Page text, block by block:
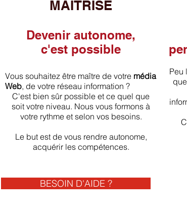
MAÎTRISE
Devenir autonome,
c'est possible
Vous souhaitez être maître de votre média
Web, de votre réseau information ?
C'est bien sûr possible et ce quel que
soit votre niveau. Nous vous formons à
votre rythme et selon vos besoins.
Le but est de vous rendre autonome,
acquérir les compétences.
Peu
BESOIN D'AIDE ?